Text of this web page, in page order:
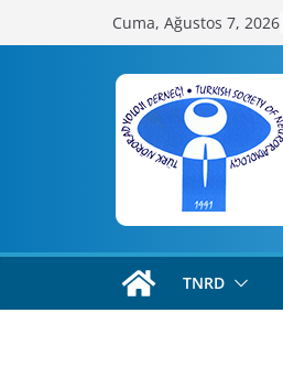
to
Cuma, Ağustos 7, 2026
TNRD